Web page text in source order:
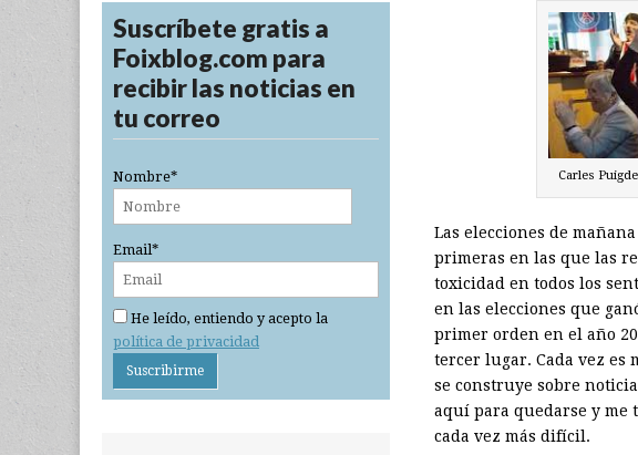
Carles
Las elecciones de
primeras en las que las
toxicidad en todos los
en las elecciones que
primer orden en el año
tercer lugar. Cada vez es
se construye sobre
aquí para quedarse y me
cada vez más di­fícil.
Suscríbete gratis a
Foixblog.com para
recibir las noticias en
tu correo
Nombre*
Email*
He leído, entiendo y acepto la
política de privacidad